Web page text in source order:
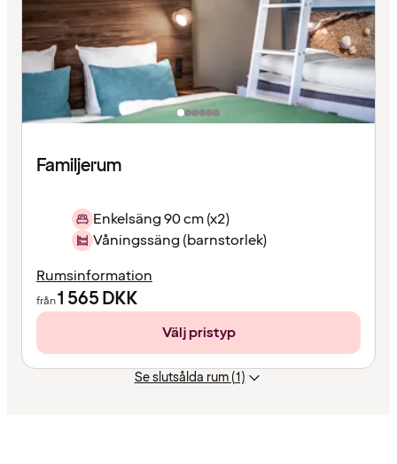
Familjerum
Enkelsäng 90 cm (x2)
Våningssäng (barnstorlek)
Rumsinformation
från1 565DKK
Välj pristyp
Se slutsålda rum (1)